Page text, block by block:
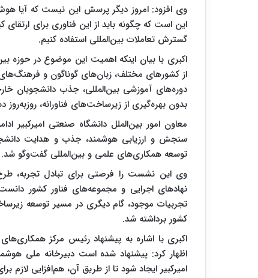
وی افزود: امروز دیگر پرسش این نیست که آیا
این است که چگونه باید از این فناوری برای
گسترش تعاملات بین‌المللی استفاده کنیم.
اکبری با بیان اینکه اهمیت این موضوع در حوزه
از کشورهای مختلف، زبان‌های گوناگون و
دوره‌های آموزشی بین‌المللی، جذب دانشجویان
بدون بهره‌گیری از زیرساخت‌های فناورانه، روزبه‌روز
معاون امور بین‌الملل دانشگاه صنعتی
سنجش و ارزیابی هوشمند، جذب و هدایت
توسعه همکاری‌های علمی و بین‌المللی گفت‌وگو شد.
وی این نشست را فرصتی برای تبادل تجربه،
نهادهای اجرایی و مجموعه‌های فناور کشور
تجربیات موجود، گام دیگری در مسیر توسعه
کشور برداشته شد.
اکبری با اشاره به پیشنهاد رئیس مرکز
اظهار کرد: پیشنهاد شده است دبیرخانه ملی
امیرکبیر ایجاد شود تا از طریق آن، هم‌افزایی